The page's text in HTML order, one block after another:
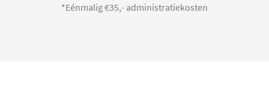
*Eénmalig €35,- administratiekosten